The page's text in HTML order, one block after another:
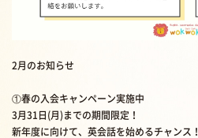
2月のお知らせ
①春の入会キャンペーン実施中
3月31日(月)までの期間限定！
新年度に向けて、英会話を始めるチャンス！